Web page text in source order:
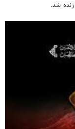
زنده شد.